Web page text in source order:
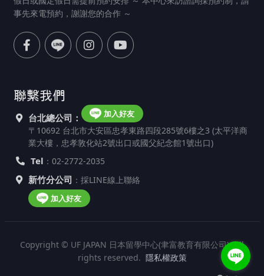
事先來電預約，謝謝您的合作 ～
聯繫我們
台北總公司： 加入好友
〒10692 台北市大安區忠孝東路四段285號6樓之3 (太平洋商
業大樓，忠孝敦化站2號出口或國父紀念館1號出口)
Tel ：02-2772-2035
新竹分公司 ：採LINE線上聯絡
加入好友
Copyright © UF JAPAN 日本留學中心(聿富教育有限公司). All
rights reserved. 隱私權政策